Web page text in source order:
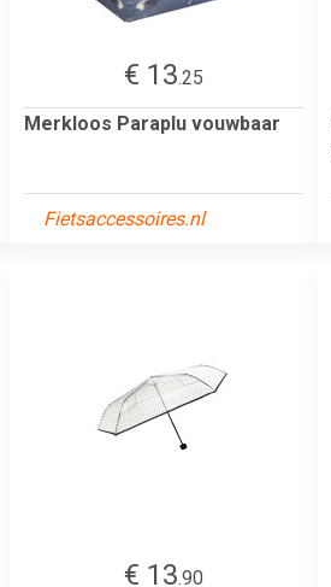
€ 13.25
Merkloos Paraplu vouwbaar
Fietsaccessoires.nl
€ 13.90